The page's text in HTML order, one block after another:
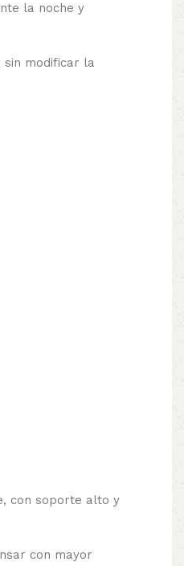
la noche y
modificar la
con soporte alto y
con mayor